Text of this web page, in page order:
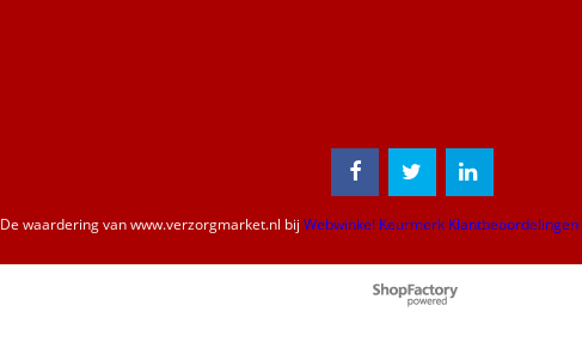
De waardering vanwww.verzorgmarket.nl bij Webwinkel Keurmerk Klantbeoordelingen
Webwinkel gemaakt met
ShopFactory webwinkel